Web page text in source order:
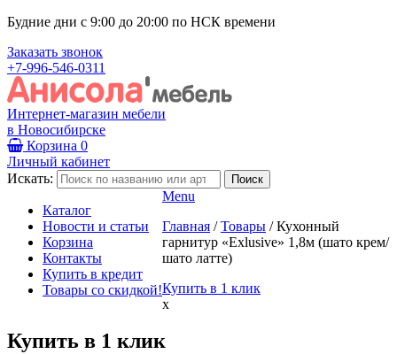
Будние дни с 9:00 до 20:00 по НСК времени
Заказать звонок
+7-996-546-0311
Интернет-магазин мебели
в Новосибирске
Корзина 0
Личный кабинет
Искать:
Каталог
Новости и статьи
Корзина
Контакты
Купить в кредит
Товары со скидкой!
Menu
Главная / Товары / Кухонный
гарнитур «Exlusive» 1,8м (шато крем/
шато латте)
Купить в 1 клик
x
Купить в 1 клик